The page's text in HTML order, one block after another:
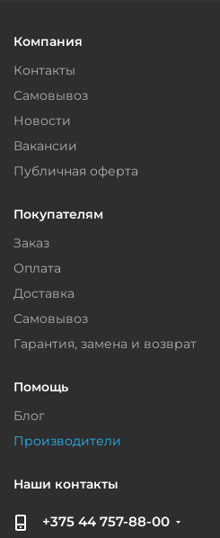
Компания
Контакты
Самовывоз
Новости
Вакансии
Публичная оферта
Покупателям
Заказ
Оплата
Доставка
Самовывоз
Гарантия, замена и возврат
Помощь
Блог
Производители
Наши контакты
+375 44 757-88-00